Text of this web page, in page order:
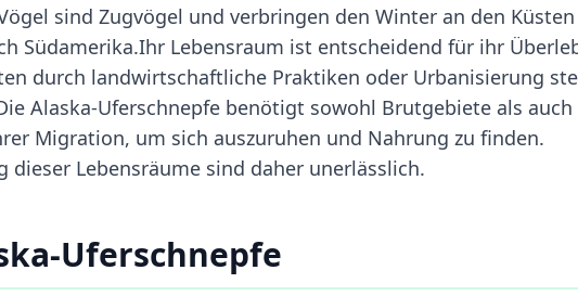
sind Zugvögel und verbringen den Winter an den
Südamerika.Ihr Lebensraum ist entscheidend für ihr
durch landwirtschaftliche Praktiken oder Urbanisierung
Alaska-Uferschnepfe benötigt sowohl Brutgebiete als auch
Migration, um sich auszuruhen und Nahrung zu finden.
dieser Lebensräume sind daher unerlässlich.
Uferschnepfe